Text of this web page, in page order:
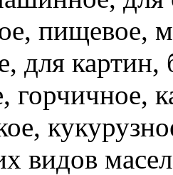
пищевое,
для картин,
горчичное,
видов